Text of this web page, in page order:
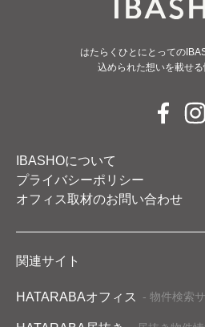
はたらくひとにとっての
込められた想いを載せ
IBASHOについて
プライバシーポリシー
オフィス取材のお問い合わせ
関連サイト
HATARABAオフィス - 物件検索